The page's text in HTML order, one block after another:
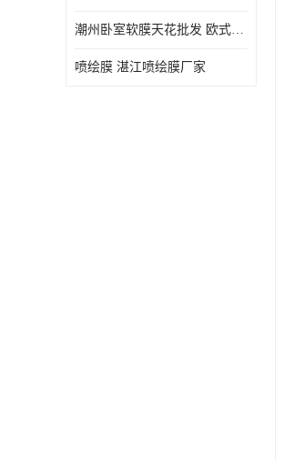
潮州卧室软膜天花批发 欧式软膜天花
喷绘膜 湛江喷绘膜厂家